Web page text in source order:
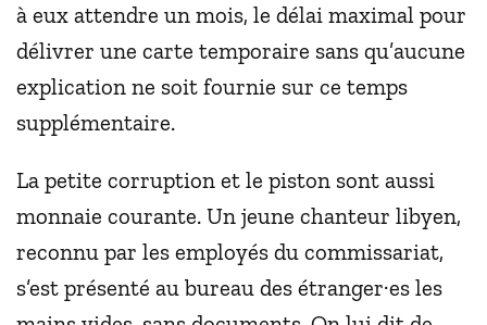
à eux attendre un mois, le délai maximal pour
délivrer une carte temporaire sans qu’aucune
explication ne soit fournie sur ce temps
supplémentaire.
La petite corruption et le piston sont aussi
monnaie courante. Un jeune chanteur libyen,
reconnu par les employés du commissariat,
s’est présenté au bureau des étranger·es les